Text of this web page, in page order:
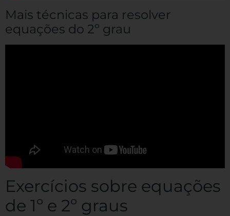
Mais técnicas para resolver
equações do 2º grau
Exercícios sobre equações
de 1º e 2º graus